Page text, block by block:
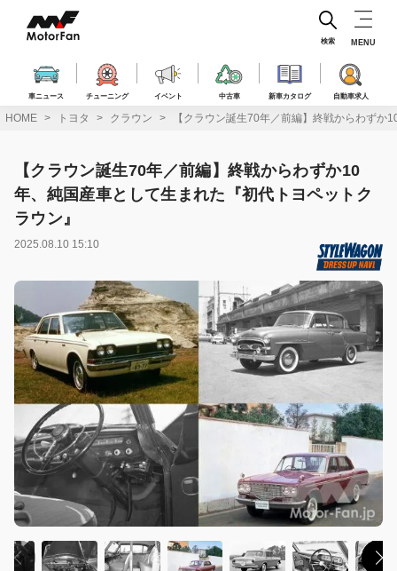
ス
車ニュース チューニング イベント 中古車 新車カタログ 自動車求人
検索 MENU
HOME トヨタ クラウン 【クラウン誕生70年／前編】終戦からわず
【クラウン誕生70年／前編】終戦からわずか10
年、純国産車として生まれた『初代トヨペットク
ラウン』
2025.08.10 15:10